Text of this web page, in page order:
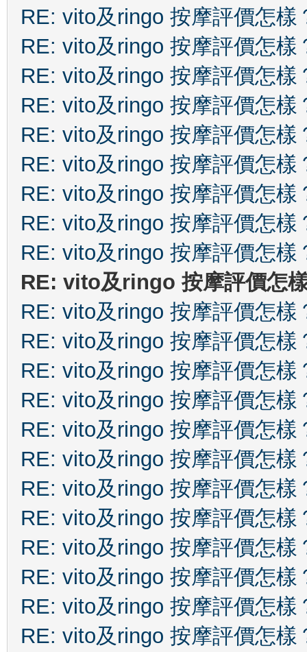
RE: vito及ringo 按摩評價怎樣
RE: vito及ringo 按摩評價怎樣
RE: vito及ringo 按摩評價怎樣
RE: vito及ringo 按摩評價怎樣
RE: vito及ringo 按摩評價怎樣
RE: vito及ringo 按摩評價怎樣
RE: vito及ringo 按摩評價怎樣
RE: vito及ringo 按摩評價怎樣
RE: vito及ringo 按摩評價怎樣
RE: vito及ringo 按摩評價怎
RE: vito及ringo 按摩評價怎樣
RE: vito及ringo 按摩評價怎樣
RE: vito及ringo 按摩評價怎樣
RE: vito及ringo 按摩評價怎樣
RE: vito及ringo 按摩評價怎樣
RE: vito及ringo 按摩評價怎樣
RE: vito及ringo 按摩評價怎樣
RE: vito及ringo 按摩評價怎樣
RE: vito及ringo 按摩評價怎樣
RE: vito及ringo 按摩評價怎樣
RE: vito及ringo 按摩評價怎樣
RE: vito及ringo 按摩評價怎樣